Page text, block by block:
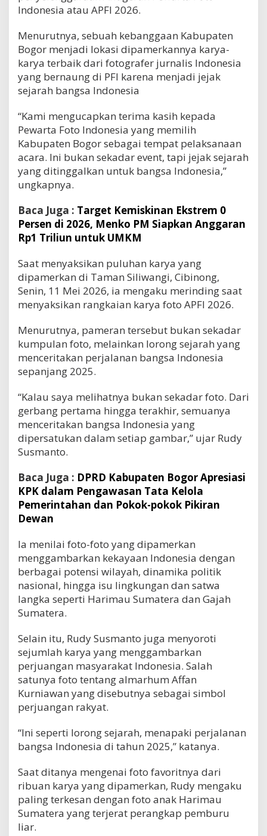
Indonesia atau APFI 2026.
Menurutnya, sebuah kebanggaan Kabupaten
Bogor menjadi lokasi dipamerkannya karya-
karya terbaik dari fotografer jurnalis Indonesia
yang bernaung di PFI karena menjadi jejak
sejarah bangsa Indonesia
“Kami mengucapkan terima kasih kepada
Pewarta Foto Indonesia yang memilih
Kabupaten Bogor sebagai tempat pelaksanaan
acara. Ini bukan sekadar event, tapi jejak sejarah
yang ditinggalkan untuk bangsa Indonesia,”
ungkapnya.
Baca Juga : Target Kemiskinan Ekstrem 0
Persen di 2026, Menko PM Siapkan Anggaran
Rp1 Triliun untuk UMKM
Saat menyaksikan puluhan karya yang
dipamerkan di Taman Siliwangi, Cibinong,
Senin, 11 Mei 2026, ia mengaku merinding saat
menyaksikan rangkaian karya foto APFI 2026.
Menurutnya, pameran tersebut bukan sekadar
kumpulan foto, melainkan lorong sejarah yang
menceritakan perjalanan bangsa Indonesia
sepanjang 2025.
“Kalau saya melihatnya bukan sekadar foto. Dari
gerbang pertama hingga terakhir, semuanya
menceritakan bangsa Indonesia yang
dipersatukan dalam setiap gambar,” ujar Rudy
Susmanto.
Baca Juga : DPRD Kabupaten Bogor Apresiasi
KPK dalam Pengawasan Tata Kelola
Pemerintahan dan Pokok-pokok Pikiran
Dewan
Ia menilai foto-foto yang dipamerkan
menggambarkan kekayaan Indonesia dengan
berbagai potensi wilayah, dinamika politik
nasional, hingga isu lingkungan dan satwa
langka seperti Harimau Sumatera dan Gajah
Sumatera.
Selain itu, Rudy Susmanto juga menyoroti
sejumlah karya yang menggambarkan
perjuangan masyarakat Indonesia. Salah
satunya foto tentang almarhum Affan
Kurniawan yang disebutnya sebagai simbol
perjuangan rakyat.
“Ini seperti lorong sejarah, menapaki perjalanan
bangsa Indonesia di tahun 2025,” katanya.
Saat ditanya mengenai foto favoritnya dari
ribuan karya yang dipamerkan, Rudy mengaku
paling terkesan dengan foto anak Harimau
Sumatera yang terjerat perangkap pemburu
liar.